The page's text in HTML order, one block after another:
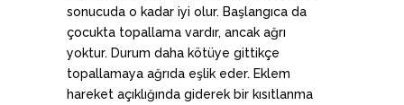
sonucuda o kadar iyi olur. Başlangıca da
çocukta topallama vardır, ancak ağrı
yoktur. Durum daha kötüye gittikçe
topallamaya ağrıda eşlik eder. Eklem
hareket açıklığında giderek bir kısıtlanma